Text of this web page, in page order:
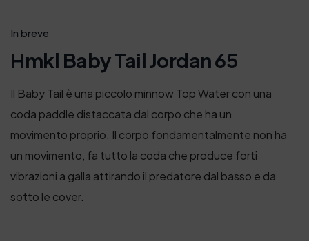
In breve
Hmkl Baby Tail Jordan 65
Il Baby Tail è una piccolo minnow Top Water con una
coda paddle distaccata dal corpo che ha un
movimento proprio. Il corpo fondamentalmente non ha
un movimento, fa tutto la coda che produce forti
vibrazioni a galla attirando il predatore dal basso e da
sotto le cover.